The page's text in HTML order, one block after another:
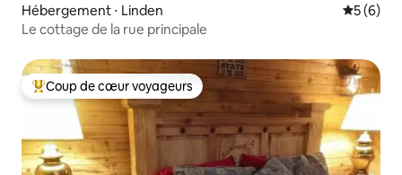
Hébergement ⋅ Linden
5 (6)
Le cottage de la rue principale
Coups de cœur voyageurs les plus appréciés
Coup de cœur voyageurs